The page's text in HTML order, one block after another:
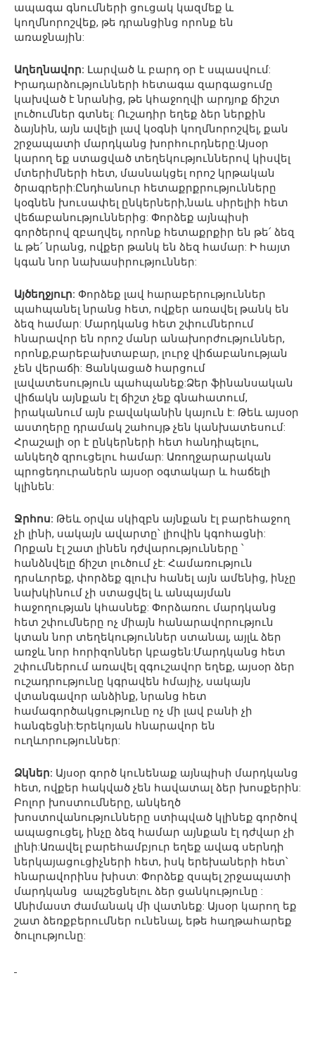
ապագա գնումների ցուցակ կազմեք և
կողմնորոշվեք, թե դրանցինց որոնք են
առաջնային:
Աղեղնավոր: Լարված և բարդ օր է սպասվում:
Իրադարձությունների հետագա զարգացումը
կախված է նրանից, թե կհաջողվի արդյոք ճիշտ
լուծումներ գտնել: Ուշադիր եղեք ձեր ներքին
ձայնին, այն ավելի լավ կօգնի կողմնորոշվել, քան
շրջապատի մարդկանց խորհուրդները:Այսօր
կարող եք ստացված տեղեկություններով կիսվել
մտերիմների հետ, մասնակցել որոշ կրթական
ծրագրերի:Ընդհանուր հետաքրքրությունները
կօգնեն խուսափել ընկերների,նաև սիրելիի հետ
վեճաբանություններից: Փորձեք այնպիսի
գործերով զբաղվել, որոնք հետաքրքիր են թե՛ ձեզ
և թե՛ նրանց, ովքեր թանկ են ձեզ համար: Ի հայտ
կգան նոր նախասիրություններ:
Այծեղջյուր: Փորձեք լավ հարաբերություններ
պահպանել նրանց հետ, ովքեր առավել թանկ են
ձեզ համար: Մարդկանց հետ շփումներում
հնարավոր են որոշ մանր անախորժություններ,
որոնք,բարեբախտաբար, լուրջ վիճաբանության
չեն վերաճի: Ցանկացած հարցում
լավատեսություն պահպանեք:Ձեր ֆինանսական
վիճակն այնքան էլ ճիշտ չեք գնահատում,
իրականում այն բավականին կայուն է: Թեև այսօր
աստղերը դրամակ շահույթ չեն կանխատեսում:
Հրաշալի օր է ընկերների հետ հանդիպելու,
անկեղծ զրուցելու համար: Առողջարարական
պրոցեդուրաներն այսօր օգտակար և հաճելի
կլինեն:
Ջրհոս: Թեև օրվա սկիզբն այնքան էլ բարեհաջող
չի լինի, սակայն ավարտը՝ լիովին կգոհացնի:
Որքան էլ շատ լինեն դժվարությունները ՝
հանձնվելը ճիշտ լուծում չէ: Համառություն
դրսևորեք, փորձեք գլուխ հանել այն ամենից, ինչը
նախկինում չի ստացվել և անպայման
հաջողության կհասնեք: Փորձառու մարդկանց
հետ շփումները ոչ միայն հանարավորություն
կտան նոր տեղեկություններ ստանալ, այլև ձեր
առջև նոր հորիզոններ կբացեն:Մարդկանց հետ
շփումներում առավել զգուշավոր եղեք, այսօր ձեր
ուշադրությունը կգրավեն հմայիչ, սակայն
վտանգավոր անձինք, նրանց հետ
համագործակցությունը ոչ մի լավ բանի չի
հանգեցնի:Երեկոյան հնարավոր են
ուղևորություններ:
Ձկներ: Այսօր գործ կունենաք այնպիսի մարդկանց
հետ, ովքեր հակված չեն հավատալ ձեր խոսքերին:
Բոլոր խոստումները, անկեղծ
խոստովանությունները ստիպված կլինեք գործով
ապացուցել, ինչը ձեզ համար այնքան էլ դժվար չի
լինի:Առավել բարեհամբյուր եղեք ավագ սերնդի
ներկայացուցիչների հետ, իսկ երեխաների հետ՝
հնարավորինս խիստ: Փորձեք զսպել շրջապատի
մարդկանց ապշեցնելու ձեր ցանկությունը :
Անիմաստ ժամանակ մի վատնեք: Այսօր կարող եք
շատ ձեռքբերումներ ունենալ, եթե հաղթահարեք
ծուլությունը: